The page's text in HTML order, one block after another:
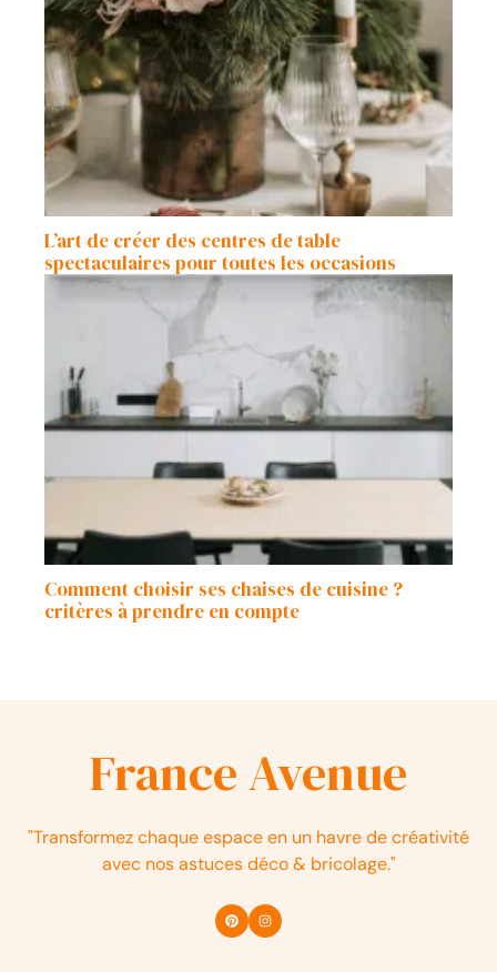
L’art de créer des centres de table
spectaculaires pour toutes les occasions
Comment choisir ses chaises de cuisine ?
critères à prendre en compte
France Avenue
"Transformez chaque espace en un havre de créativité
avec nos astuces déco & bricolage."